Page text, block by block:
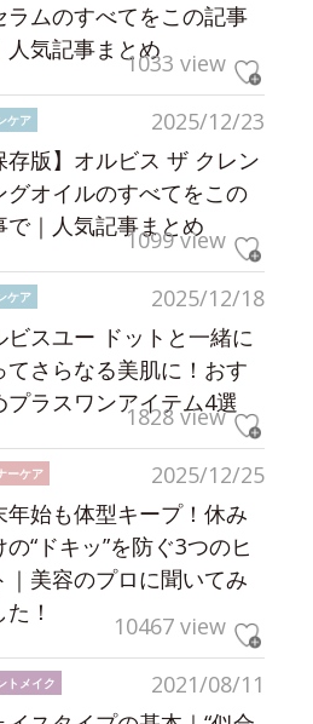
ラムのすべてをこの記事
人気記事まとめ1033 view
2025/12/23
ケア
存版】オルビス ザ クレン
グオイルのすべてをこの
で｜人気記事まとめ
1099 view
2025/12/18
ケア
ビスユー ドットと一緒に
てさらなる美肌に！おす
プラスワンアイテム4選
1828 view
2025/12/25
ーケア
年始も体型キープ！休み
の“ドキッ”を防ぐ3つのヒ
｜美容のプロに聞いてみ
！
10467 view
2021/08/11
トメイク